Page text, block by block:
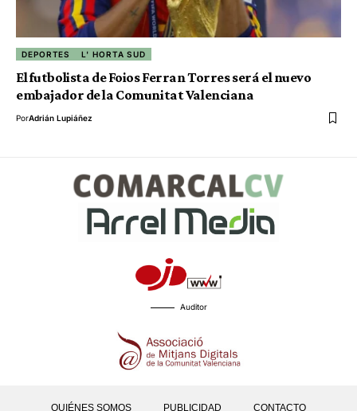
DEPORTES L' HORTA SUD
El futbolista de Foios Ferran Torres será el nuevo
embajador de la Comunitat Valenciana
PorAdrián Lupiáñez
Auditor
QUIÉNES SOMOS PUBLICIDAD CONTACTO